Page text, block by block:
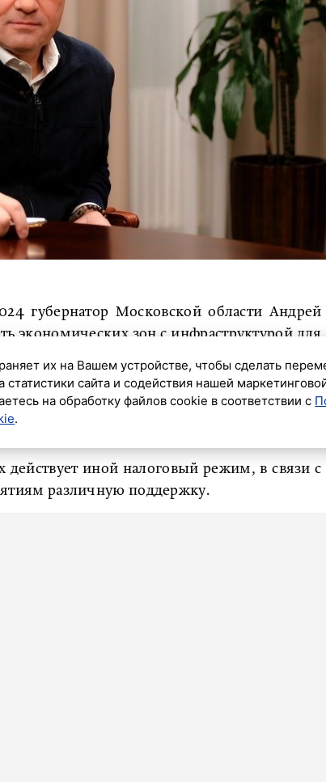
губернатор Московской области Андрей
экономических зон с инфраструктурой для
«360.ru».
Но факт в том, что все они заполнены и
еще строить индустриальные парки», –
действует иной налоговый режим, в связи с
различную поддержку.
их на Вашем устройстве, чтобы сделать
сайта и содействия нашей
на обработку файлов cookie в соответствии с
.